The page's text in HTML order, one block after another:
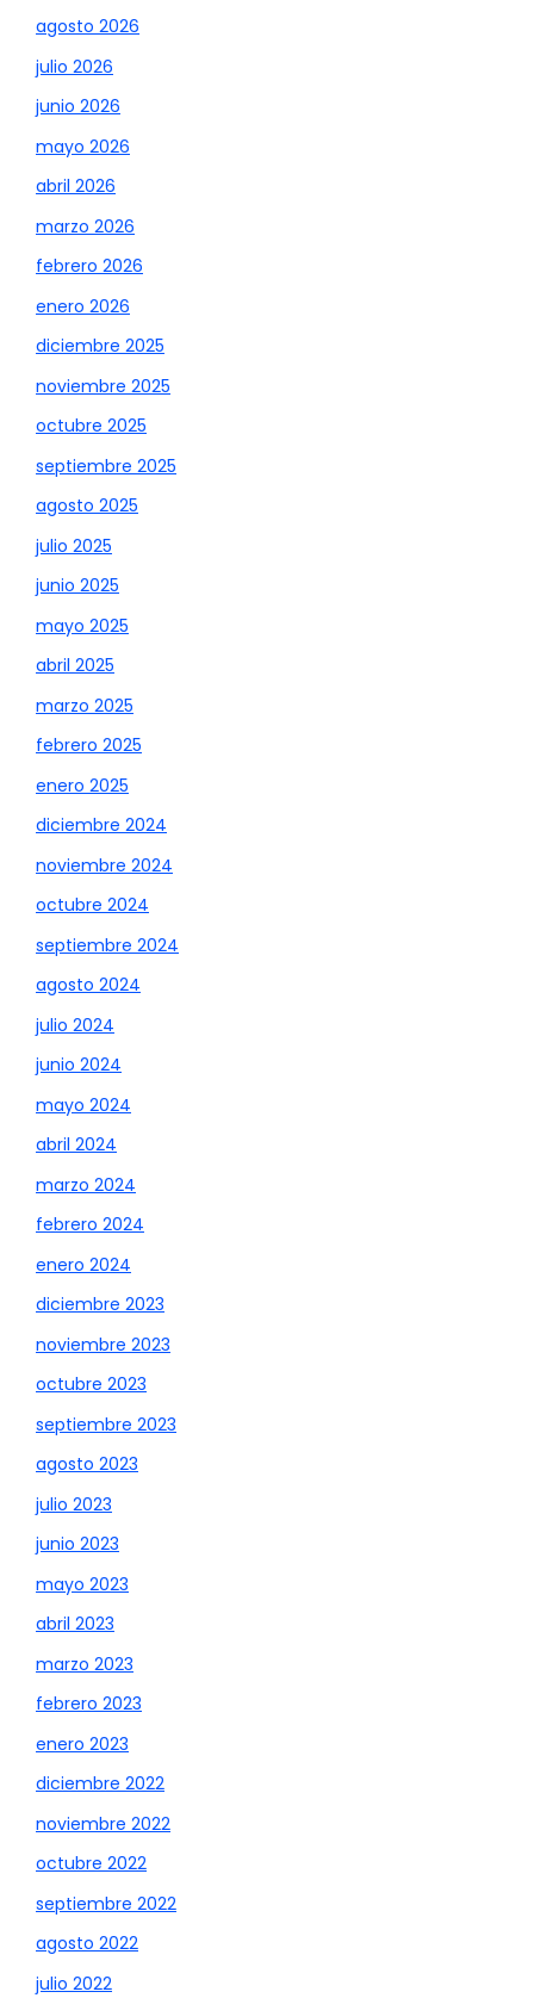
agosto 2026
julio 2026
junio 2026
mayo 2026
abril 2026
marzo 2026
febrero 2026
enero 2026
diciembre 2025
noviembre 2025
octubre 2025
septiembre 2025
agosto 2025
julio 2025
junio 2025
mayo 2025
abril 2025
marzo 2025
febrero 2025
enero 2025
diciembre 2024
noviembre 2024
octubre 2024
septiembre 2024
agosto 2024
julio 2024
junio 2024
mayo 2024
abril 2024
marzo 2024
febrero 2024
enero 2024
diciembre 2023
noviembre 2023
octubre 2023
septiembre 2023
agosto 2023
julio 2023
junio 2023
mayo 2023
abril 2023
marzo 2023
febrero 2023
enero 2023
diciembre 2022
noviembre 2022
octubre 2022
septiembre 2022
agosto 2022
julio 2022